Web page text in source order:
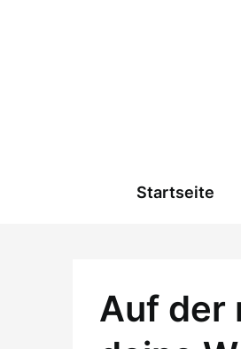
Startseite
Auf der